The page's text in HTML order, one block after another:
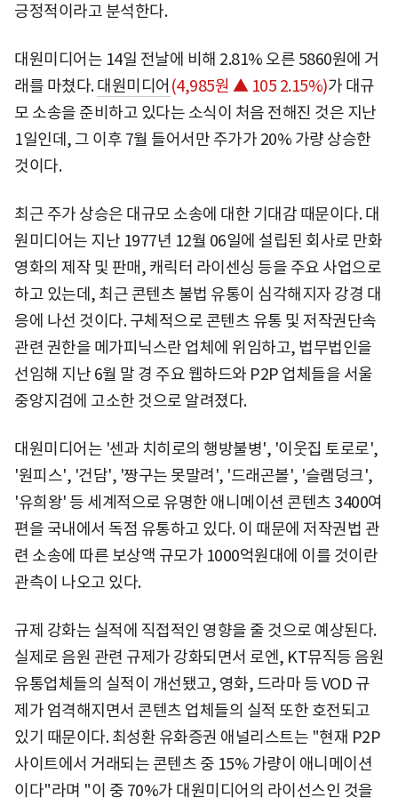
긍정적이라고 분석한다.
대원미디어는 14일 전날에 비해 2.81% 오른 5860원에 거
래를 마쳤다.대원미디어 (4,985원 ▲ 105 2.15%)가 대규
모 소송을 준비하고 있다는 소식이 처음 전해진 것은 지난
1일인데, 그 이후 7월 들어서만 주가가 20% 가량 상승한
것이다.
최근 주가 상승은 대규모 소송에 대한 기대감 때문이다. 대
원미디어는 지난 1977년 12월 06일에 설립된 회사로 만화
영화의 제작 및 판매, 캐릭터 라이센싱 등을 주요 사업으로
하고 있는데, 최근 콘텐츠 불법 유통이 심각해지자 강경 대
응에 나선 것이다. 구체적으로 콘텐츠 유통 및 저작권단속
관련 권한을 메가피닉스란 업체에 위임하고, 법무법인을
선임해 지난 6월 말 경 주요 웹하드와 P2P 업체들을 서울
중앙지검에 고소한 것으로 알려졌다.
대원미디어는 '센과 치히로의 행방불병', '이웃집 토로로',
'원피스', '건담', '짱구는 못말려', '드래곤볼', '슬램덩크',
'유희왕' 등 세계적으로 유명한 애니메이션 콘텐츠 3400여
편을 국내에서 독점 유통하고 있다. 이 때문에 저작권법 관
련 소송에 따른 보상액 규모가 1000억원대에 이를 것이란
관측이 나오고 있다.
규제 강화는 실적에 직접적인 영향을 줄 것으로 예상된다.
실제로 음원 관련 규제가 강화되면서 로엔, KT뮤직등 음원
유통업체들의 실적이 개선됐고, 영화, 드라마 등 VOD 규
제가 엄격해지면서 콘텐츠 업체들의 실적 또한 호전되고
있기 때문이다. 최성환 유화증권 애널리스트는 "현재 P2P
사이트에서 거래되는 콘텐츠 중 15% 가량이 애니메이션
이다"라며 "이 중 70%가 대원미디어의 라이선스인 것을